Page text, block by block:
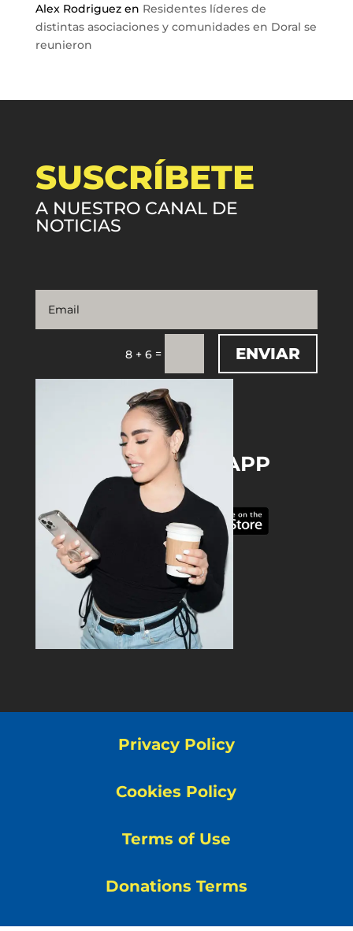
Alex Rodriguezen Residentes líderes de
distintas asociaciones y comunidades en Doral se
reunieron
SUSCRÍBETE
A NUESTRO CANAL DE
NOTICIAS
8 + 6 = ENVIAR
DOWNLOAD THE APP
Privacy Policy
Cookies Policy
Terms of Use
Donations Terms